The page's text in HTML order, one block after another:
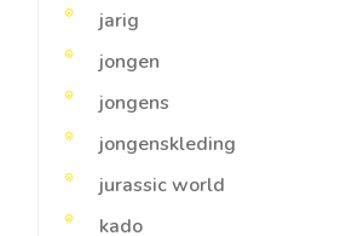
jarig
jongen
jongens
jongenskleding
jurassic world
kado